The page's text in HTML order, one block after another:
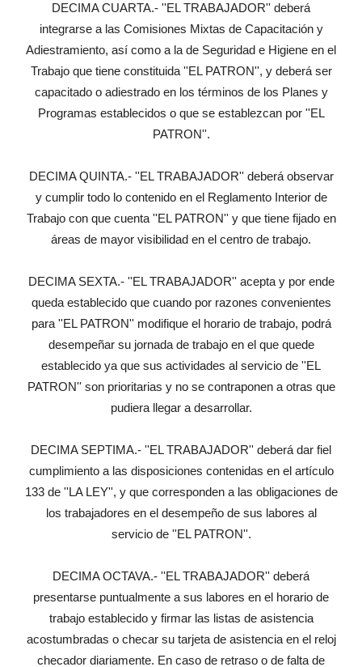
DECIMA CUARTA.- ''EL TRABAJADOR'' deberá
integrarse a las Comisiones Mixtas de Capacitación y
Adiestramiento, así como a la de Seguridad e Higiene en el
Trabajo que tiene constituida ''EL PATRON'', y deberá ser
capacitado o adiestrado en los términos de los Planes y
Programas establecidos o que se establezcan por ''EL
PATRON''.
DECIMA QUINTA.- ''EL TRABAJADOR'' deberá observar
y cumplir todo lo contenido en el Reglamento Interior de
Trabajo con que cuenta ''EL PATRON'' y que tiene fijado en
áreas de mayor visibilidad en el centro de trabajo.
DECIMA SEXTA.- ''EL TRABAJADOR'' acepta y por ende
queda establecido que cuando por razones convenientes
para ''EL PATRON'' modifique el horario de trabajo, podrá
desempeñar su jornada de trabajo en el que quede
establecido ya que sus actividades al servicio de ''EL
PATRON'' son prioritarias y no se contraponen a otras que
pudiera llegar a desarrollar.
DECIMA SEPTIMA.- ''EL TRABAJADOR'' deberá dar fiel
cumplimiento a las disposiciones contenidas en el artículo
133 de ''LA LEY'', y que corresponden a las obligaciones de
los trabajadores en el desempeño de sus labores al
servicio de ''EL PATRON''.
DECIMA OCTAVA.- ''EL TRABAJADOR'' deberá
presentarse puntualmente a sus labores en el horario de
trabajo establecido y firmar las listas de asistencia
acostumbradas o checar su tarjeta de asistencia en el reloj
checador diariamente. En caso de retraso o de falta de